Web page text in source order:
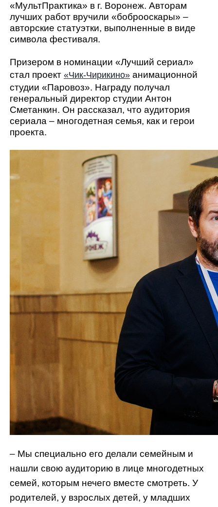
«МультПрактика» в г. Воронеж. Авторам
лучших работ вручили «боброоскары» –
авторские статуэтки, выполненные в виде
символа фестиваля.
Призером в номинации «Лучший сериал»
стал проект «Чик-Чирикино» анимационной
студии «Паровоз». Награду получал
генеральный директор студии Антон
Сметанкин. Он рассказал, что аудитория
сериала – многодетная семья, как и герои
проекта.
– Мы специально его делали семейным и
нашли свою аудиторию в лице многодетных
семей, которым нечего вместе смотреть. У
родителей, у взрослых детей, у младших